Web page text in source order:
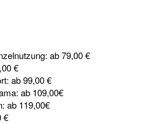
ab 79,00 €
€
ab 99,00 €
ab 109,00€
ab 119,00€
€